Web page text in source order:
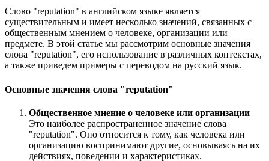
Слово "reputation" в английском языке является
существительным и имеет несколько значений, связанных с
общественным мнением о человеке, организации или
предмете. В этой статье мы рассмотрим основные значения
слова "reputation", его использование в различных контекстах,
а также приведем примеры с переводом на русский язык.
Основные значения слова "reputation"
Общественное мнение о человеке или организации
Это наиболее распространенное значение слова
"reputation". Оно относится к тому, как человека или
организацию воспринимают другие, основываясь на их
действиях, поведении и характеристиках.